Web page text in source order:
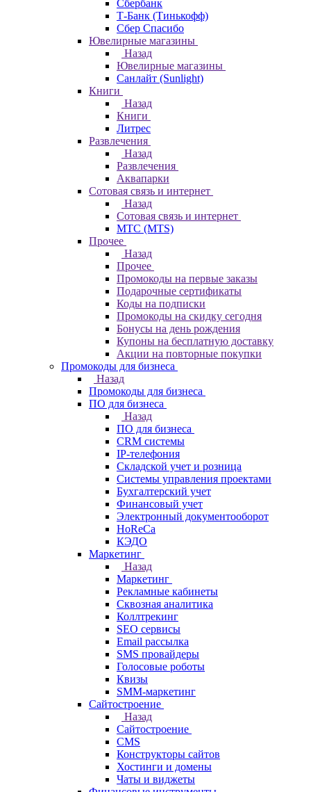
Сбербанк
Т-Банк (Тинькофф)
Сбер Спасибо
Ювелирные магазины
Назад
Ювелирные магазины
Санлайт (Sunlight)
Книги
Назад
Книги
Литрес
Развлечения
Назад
Развлечения
Аквапарки
Сотовая связь и интернет
Назад
Сотовая связь и интернет
МТС (MTS)
Прочее
Назад
Прочее
Промокоды на первые заказы
Подарочные сертификаты
Коды на подписки
Промокоды на скидку сегодня
Бонусы на день рождения
Купоны на бесплатную доставку
Акции на повторные покупки
Промокоды для бизнеса
Назад
Промокоды для бизнеса
ПО для бизнеса
Назад
ПО для бизнеса
CRM системы
IP-телефония
Складской учет и розница
Системы управления проектами
Бухгалтерский учет
Финансовый учет
Электронный документооборот
HoReCa
КЭДО
Маркетинг
Назад
Маркетинг
Рекламные кабинеты
Cквозная аналитика
Коллтрекинг
SEO сервисы
Email расcылка
SMS провайдеры
Голосовые роботы
Квизы
SMM-маркетинг
Сайтостроение
Назад
Сайтостроение
CMS
Конструкторы сайтов
Хостинги и домены
Чаты и виджеты